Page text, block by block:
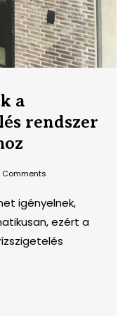
a
rendszer
lapostető
rendszer
Comments
igényelnek,
ezért a